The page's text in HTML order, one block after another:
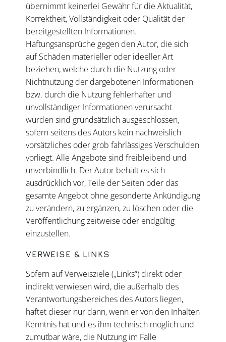
übernimmt keinerlei Gewähr für die Aktualität,
Korrektheit, Vollständigkeit oder Qualität der
bereitgestellten Informationen.
Haftungsansprüche gegen den Autor, die sich
auf Schäden materieller oder ideeller Art
beziehen, welche durch die Nutzung oder
Nichtnutzung der dargebotenen Informationen
bzw. durch die Nutzung fehlerhafter und
unvollständiger Informationen verursacht
wurden sind grundsätzlich ausgeschlossen,
sofern seitens des Autors kein nachweislich
vorsätzliches oder grob fahrlässiges Verschulden
vorliegt. Alle Angebote sind freibleibend und
unverbindlich. Der Autor behält es sich
ausdrücklich vor, Teile der Seiten oder das
gesamte Angebot ohne gesonderte Ankündigung
zu verändern, zu ergänzen, zu löschen oder die
Veröffentlichung zeitweise oder endgültig
einzustellen.
VERWEISE & LINKS
Sofern auf Verweisziele („Links“) direkt oder
indirekt verwiesen wird, die außerhalb des
Verantwortungsbereiches des Autors liegen,
haftet dieser nur dann, wenn er von den Inhalten
Kenntnis hat und es ihm technisch möglich und
zumutbar wäre, die Nutzung im Falle